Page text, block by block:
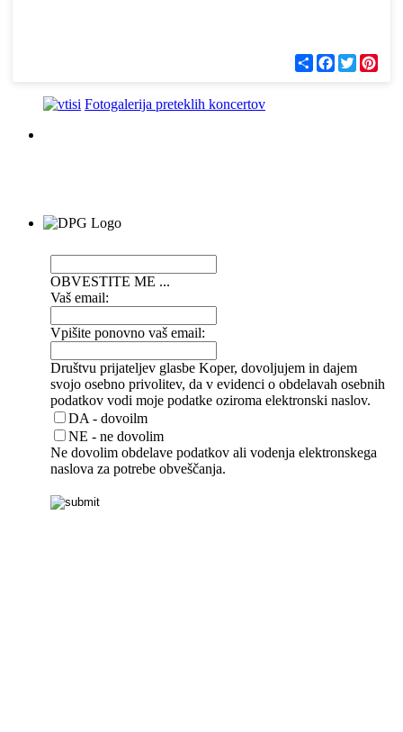
С
п
F
a
T
w
Fotogalerija preteklih koncertov